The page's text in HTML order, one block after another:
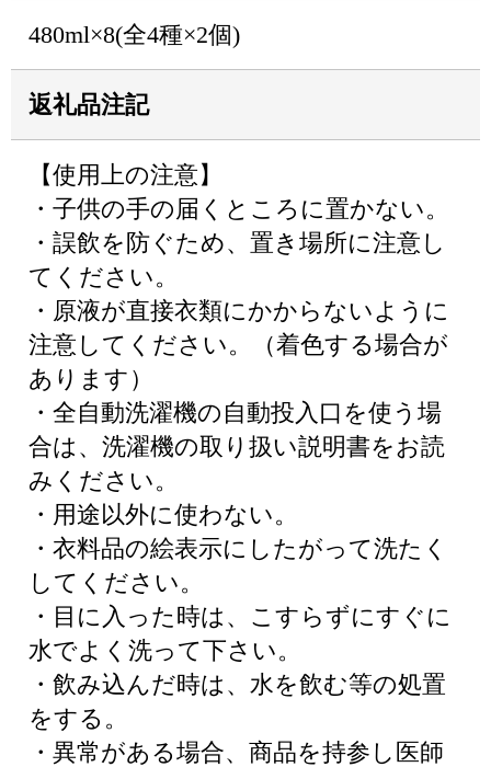
480ml×8(全4種×2個)
返礼品注記
【使用上の注意】
・子供の手の届くところに置かない。
・誤飲を防ぐため、置き場所に注意し
てください。
・原液が直接衣類にかからないように
注意してください。（着色する場合が
あります）
・全自動洗濯機の自動投入口を使う場
合は、洗濯機の取り扱い説明書をお読
みください。
・用途以外に使わない。
・衣料品の絵表示にしたがって洗たく
してください。
・目に入った時は、こすらずにすぐに
水でよく洗って下さい。
・飲み込んだ時は、水を飲む等の処置
をする。
・異常がある場合、商品を持参し医師